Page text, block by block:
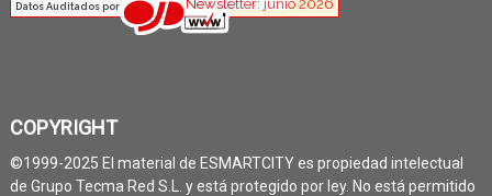
COPYRIGHT
©1999-2025 El material de ESMARTCITY es propiedad intelectual
de Grupo Tecma Red S.L. y está protegido por ley. No está permitido